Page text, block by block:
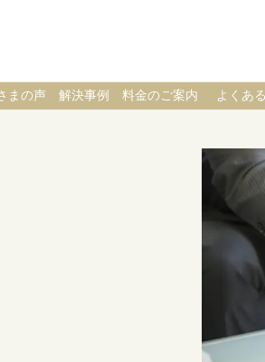
まの声 解決事例 料金のご案内 よくあ